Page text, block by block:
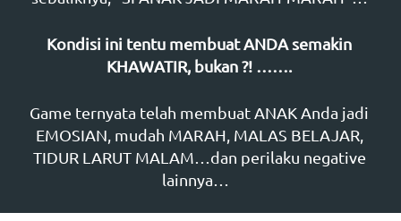
Kondisi ini tentu membuat ANDA semakin
KHAWATIR, bukan ?! …….
Game ternyata telah membuat ANAK Anda jadi
EMOSIAN, mudah MARAH, MALAS BELAJAR,
TIDUR LARUT MALAM…dan perilaku negative
lainnya…